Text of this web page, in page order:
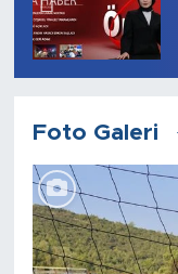
Foto Galeri